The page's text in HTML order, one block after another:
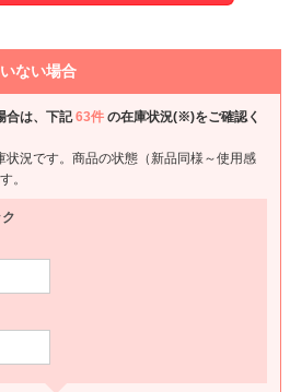
ない場合
合は、下記63件 の在庫状況(※)をご確認く
況です。商品の状態（新品同様～使用感
。